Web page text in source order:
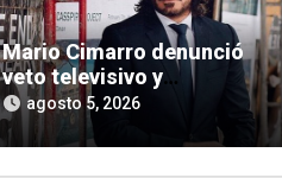
Mario Cimarro denunció
veto televisivo y
dificultades para encontrar
trabajo en la actuación
agosto 5, 2026